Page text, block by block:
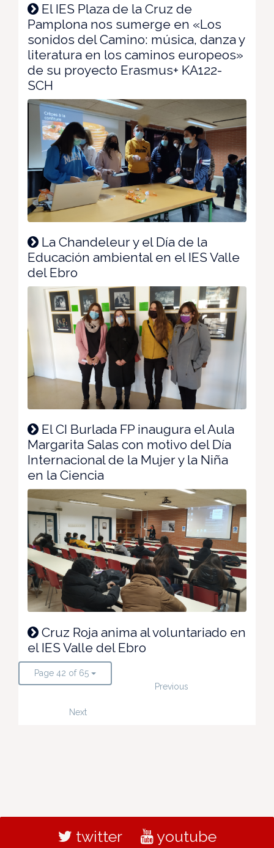
El IES Plaza de la Cruz de
Pamplona nos sumerge en «Los
sonidos del Camino: música, danza y
literatura en los caminos europeos»
de su proyecto Erasmus+ KA122-
SCH
La Chandeleur y el Día de la
Educación ambiental en el IES Valle
del Ebro
El CI Burlada FP inaugura el Aula
Margarita Salas con motivo del Día
Internacional de la Mujer y la Niña
en la Ciencia
Cruz Roja anima al voluntariado en
el IES Valle del Ebro
Page 42 of 65
Previous
Next
twitter youtube